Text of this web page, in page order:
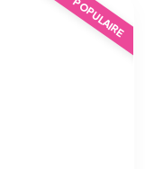
POPULAIRE